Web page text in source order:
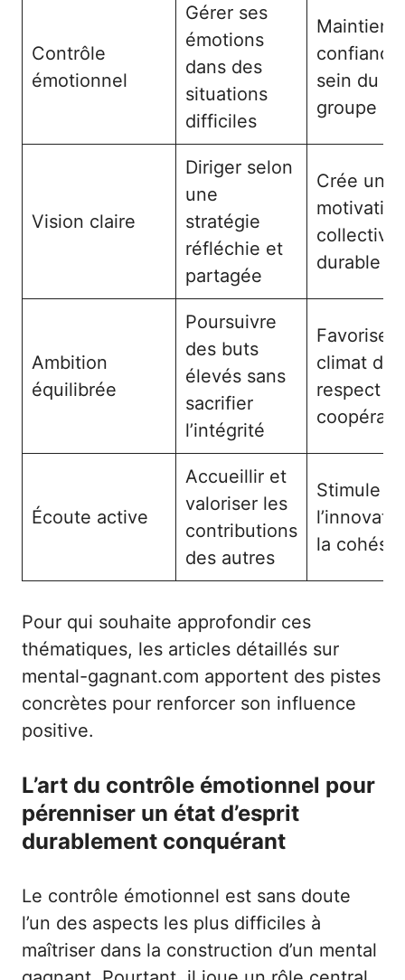
Contrôle
émotionnel
Gérer ses
émotions
dans des
situations
difficiles
Maintient
confiance
sein du
groupe
Vision claire
Diriger selon
une
stratégie
réfléchie et
partagée
Crée une
motivation
collective
durable
Ambition
équilibrée
Poursuivre
des buts
élevés sans
sacrifier
l’intégrité
Favorise
climat de
respect
Écoute active
Accueillir et
valoriser les
contributions
des autres
Stimule
la
Pour qui souhaite approfondir ces
thématiques, les articles détaillés sur
mental-gagnant.com apportent des pistes
concrètes pour renforcer son influence
positive.
L’art du contrôle émotionnel pour
pérenniser un état d’esprit
durablement conquérant
Le contrôle émotionnel est sans doute
l’un des aspects les plus difficiles à
maîtriser dans la construction d’un mental